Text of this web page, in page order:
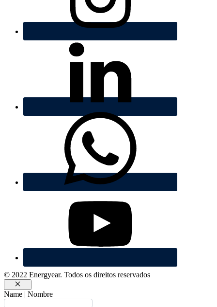
© 2022 Energyear. Todos os direitos reservados
Fechar
Name | Nombre